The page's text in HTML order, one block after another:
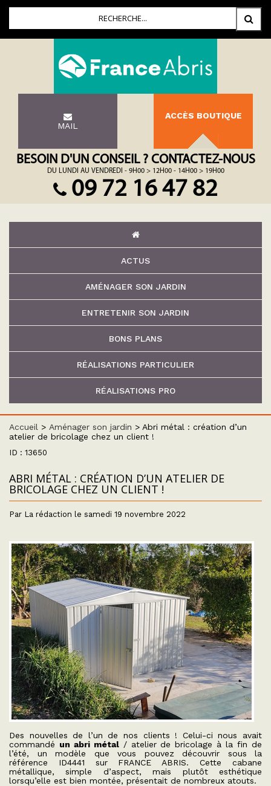
MAIL
ACCÈS BOUTIQUE
BESOIN D'UN CONSEIL ? CONTACTEZ-NOUS
DU LUNDI AU VENDREDI - 9H00 > 12H00 - 14H00 > 19H00
09 72 16 47 82
ACTUS
AMÉNAGER SON JARDIN
ENTRETENIR SON JARDIN
BONS PLANS
RÉALISATIONS PARTICULIER
RÉALISATIONS PRO
Accueil > Aménager son jardin > Abri métal : création d’un
atelier de bricolage chez un client !
ID : 13650
ABRI MÉTAL : CRÉATION D’UN ATELIER DE
BRICOLAGE CHEZ UN CLIENT !
Par La rédaction le samedi 19 novembre 2022
Des nouvelles de l’un de nos clients ! Celui-ci nous avait
commandé un abri métal/ atelier de bricolage à la fin de
l’été, un modèle que vous pouvez découvrir sous la
référence ID4441 sur FRANCE ABRIS. Cette cabane
métallique, simple d’aspect, mais plutôt esthétique
lorsqu’elle est bien montée, présentait de nombreux atouts.